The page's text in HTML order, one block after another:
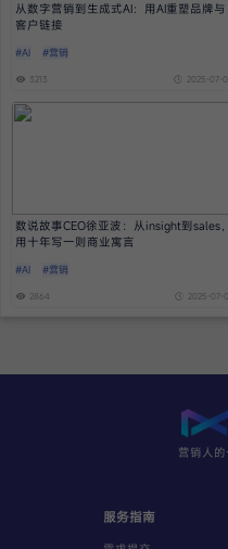
从数字营销到生成式AI：用AI重塑品牌与
客户链接
#AI #营销
3213 2025-07-
数说故事CEO徐亚波：从insight到sales，
用十年写一则商业寓言
#AI #营销
2864 2025-07-
营销人
服务指南